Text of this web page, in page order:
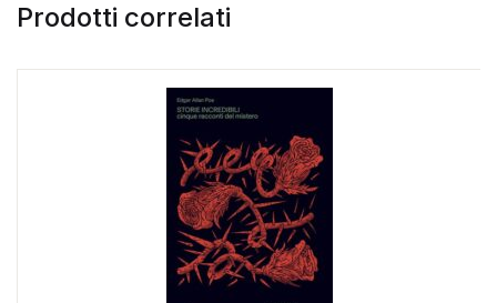
Prodotti correlati